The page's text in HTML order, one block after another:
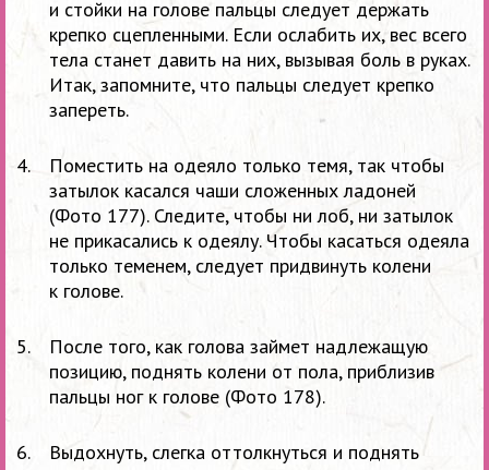
и стойки на голове пальцы следует держать
крепко сцепленными. Если ослабить их, вес всего
тела станет давить на них, вызывая боль в руках.
Итак, запомните, что пальцы следует крепко
запереть.
Поместить на одеяло только темя, так чтобы
затылок касался чаши сложенных ладоней
(Фото 177). Следите, чтобы ни лоб, ни затылок
не прикасались к одеялу. Чтобы касаться одеяла
только теменем, следует придвинуть колени
к голове.
После того, как голова займет надлежащую
позицию, поднять колени от пола, приблизив
пальцы ног к голове (Фото 178).
Выдохнуть, слегка оттолкнуться и поднять